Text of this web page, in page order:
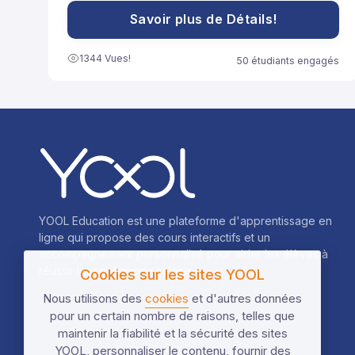
ou résoudre des équations plus facilement.
Savoir plus de Détails!
1344 Vues! 50 étudiants engagés
YOOL Education est une plateforme d'apprentissage en
ligne qui propose des cours interactifs et un
accompagnement personnalisé pour aider les élèves à
réussir leur parcours scolaire.
Cookies sur les sites YOOL
Nous utilisons des cookies et d'autres données
pour un certain nombre de raisons, telles que
maintenir la fiabilité et la sécurité des sites
YOOL, personnaliser le contenu, fournir des